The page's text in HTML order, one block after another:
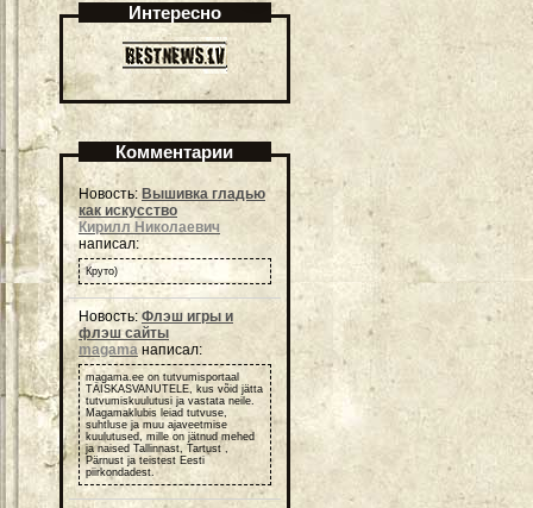
Интересно
Комментарии
Новость: Вышивка гладью
как искусство
Кирилл Николаевич
написал:
Круто)
Новость: Флэш игры и
флэш сайты
magama написал:
magama.ee on tutvumisportaal
TÄISKASVANUTELE, kus võid jätta
tutvumiskuulutusi ja vastata neile.
Magamaklubis leiad tutvuse,
suhtluse ja muu ajaveetmise
kuulutused, mille on jätnud mehed
ja naised Tallinnast, Tartust ,
Pärnust ja teistest Eesti
piirkondadest.